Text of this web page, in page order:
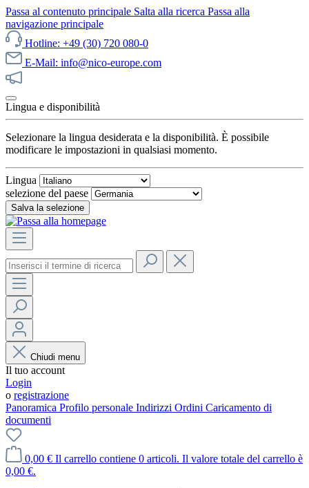
Passa al contenuto principale Salta alla ricerca Passa alla
navigazione principale
Hotline: +49 (30) 720 080-0
E-Mail: info@nico-europe.com
Lingua e disponibilità
Selezionare la lingua desiderata e la disponibilità. È possibile
modificare le impostazioni in qualsiasi momento.
Lingua
selezione del paese
Salva la selezione
Chiudi menu
Il tuo account
Login
o registrazione
Panoramica Profilo personale Indirizzi Ordini Caricamento di
documenti
0,00 € Il carrello contiene 0 articoli. Il valore totale del carrello è
0,00 €.